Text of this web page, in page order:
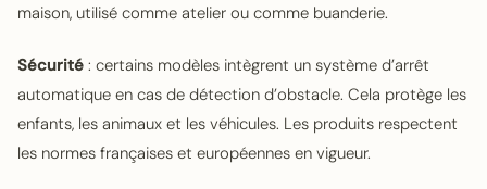
maison, utilisé comme atelier ou comme buanderie.
Sécurité : certains modèles intègrent un système d’arrêt
automatique en cas de détection d’obstacle. Cela protège les
enfants, les animaux et les véhicules. Les produits respectent
les normes françaises et européennes en vigueur.